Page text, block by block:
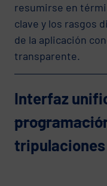
resumirse en
clave y los rasgos
de la aplicación
transparente.
Interfaz
tripulaciones